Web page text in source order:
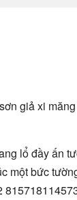
giả xi
lổ đầy ấn
một bức